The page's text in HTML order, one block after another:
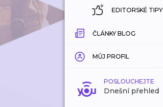
EDITORSKÉ TIPY
ČLÁNKY BLOG
MŮJ PROFIL
POSLOUCHEJTE
Dnešní přehled